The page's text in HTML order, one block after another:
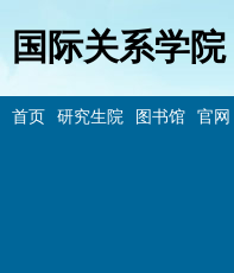
国际关系学院
首页 研究生院 图书馆 官网